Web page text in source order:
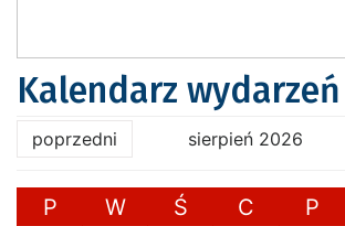
Kalendarz wydarzeń
poprzedni sierpień 2026
P W Ś C P